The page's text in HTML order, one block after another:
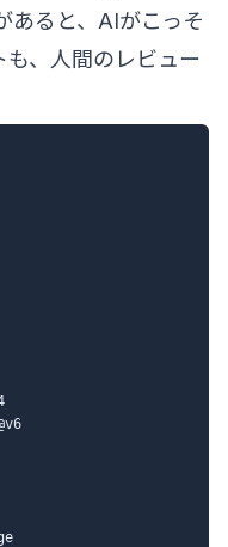
あると、AIがこっそ
も、人間のレビュー